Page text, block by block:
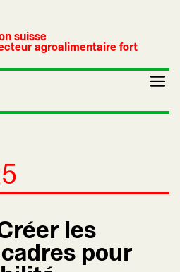
suisse
agroalimentaire fort
les
pour